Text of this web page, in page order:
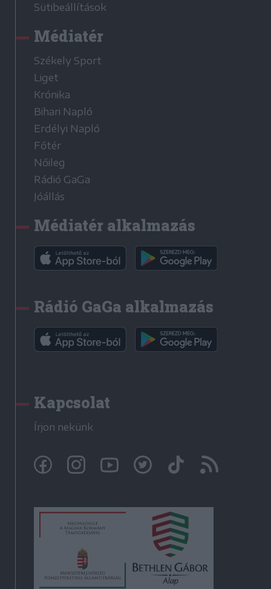
Sütibeállítások
Médiatér
Székely Sport
Liget
Krónika
Bihari Napló
Erdélyi Napló
Főtér
Nőileg
Rádió GaGa
Jóállás
Médiatér alkalmazás
Rádió GaGa alkalmazás
Kapcsolat
Írjon nekünk